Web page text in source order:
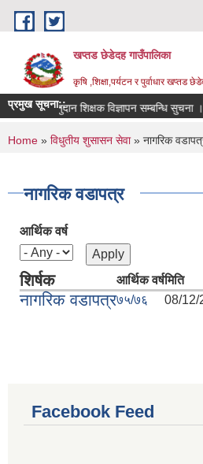
Skip to main content
खप्तड छेडेदह गाउँपालिका
कृषि ,शिक्षा,पर्यटन र पुर्वाधार खप्तड
प्रमुख सूचना::
संधीय अनुदान शिक्षक विज्ञापन सम्बन्धि सुचना ।
You are here
Home » विधुतीय शुसासन सेवा» नागरिक
नागरिक वडापत्र
आर्थिक वर्ष
शिर्षक आर्थिक वर्षमिति
नागरिक वडापत्र७५/७६ 08/12/
Facebook Feed